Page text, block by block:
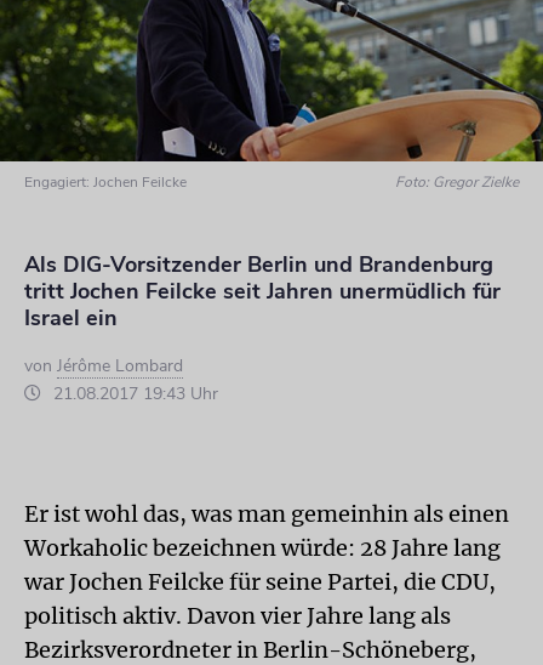
Engagiert: Jochen Feilcke Foto: Gregor Zielke
Als DIG-Vorsitzender Berlin und Brandenburg
tritt Jochen Feilcke seit Jahren unermüdlich für
Israel ein
von Jérôme Lombard
21.08.2017 19:43 Uhr
Er ist wohl das, was man gemeinhin als einen
Workaholic bezeichnen würde: 28 Jahre lang
war Jochen Feilcke für seine Partei, die CDU,
politisch aktiv. Davon vier Jahre lang als
Bezirksverordneter in Berlin-Schöneberg,